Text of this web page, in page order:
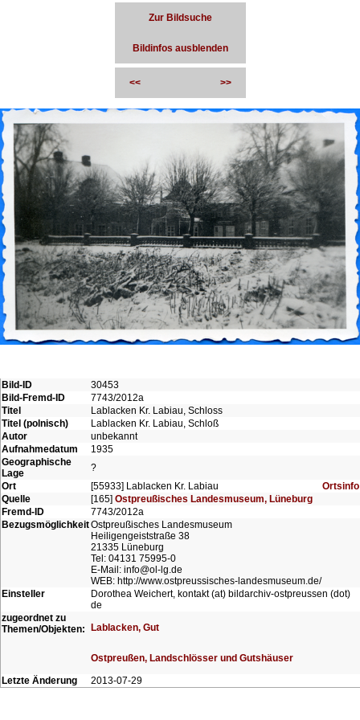
Zur Bildsuche
Bildinfos ausblenden
<< >>
Bild-ID
30453
Bild-Fremd-ID
7743/2012a
Titel
Lablacken Kr. Labiau, Schloss
Titel (polnisch)
Lablacken Kr. Labiau, Schloß
Autor
unbekannt
Aufnahmedatum
1935
Geographische
Lage
?
Ort
[55933] Lablacken Kr. Labiau
Ortsinfo
Quelle
[165] Ostpreußisches Landesmuseum, Lüneburg
Fremd-ID
7743/2012a
BezugsmöglichkeitOstpreußisches Landesmuseum
Heiligengeiststraße 38
21335 Lüneburg
Tel: 04131 75995-0
E-Mail: info@ol-lg.de
WEB: http://www.ostpreussisches-landesmuseum.de/
Einsteller
Dorothea Weichert, kontakt (at) bildarchiv-ostpreussen (dot)
de
zugeordnet zu
Themen/Objekten:
Lablacken, Gut
Ostpreußen, Landschlösser und Gutshäuser
Letzte Änderung
2013-07-29